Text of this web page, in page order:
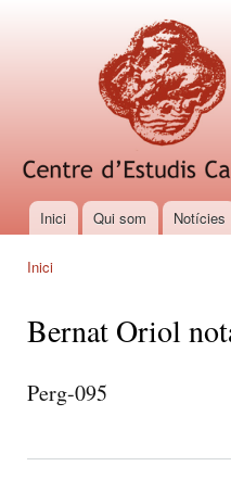
Menú principal
Inici Qui som Notícies
Inici
Bernat Oriol
Perg-095